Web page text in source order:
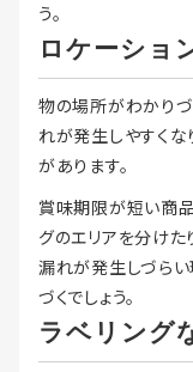
う。
ロケーショ
物の場所がわかり
れが発生しやすくな
があります。
賞味期限が短い商品
グのエリアを分けた
漏れが発生しづら
づくでしょう。
ラベリング